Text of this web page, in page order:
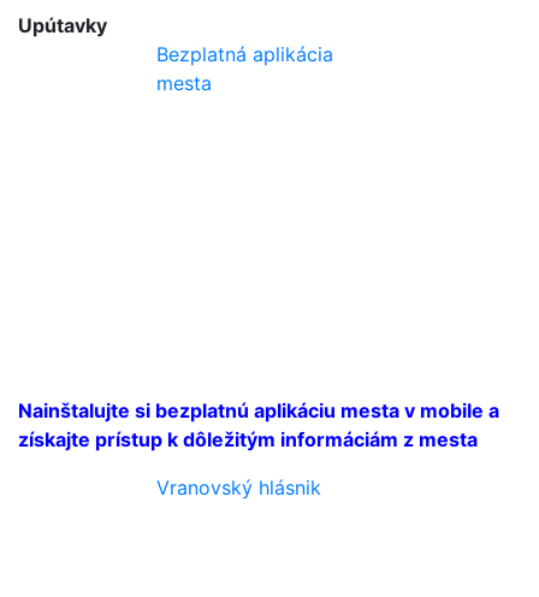
Upútavky
Bezplatná aplikácia
mesta
Nainštalujte si bezplatnú aplikáciu mesta v mobile a
získajte prístup k dôležitým informáciám z mesta
Vranovský hlásnik